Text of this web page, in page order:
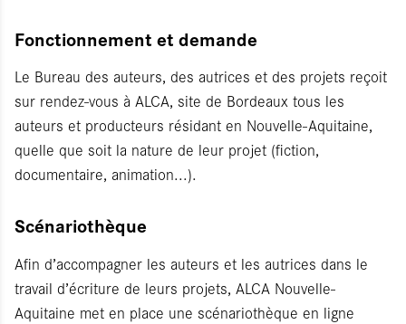
Fonctionnement et demande
Le Bureau des auteurs, des autrices et des projets reçoit
sur rendez-vous à ALCA, site de Bordeaux tous les
auteurs et producteurs résidant en Nouvelle-Aquitaine,
quelle que soit la nature de leur projet (fiction,
documentaire, animation...).
Scénariothèque
Afin d’accompagner les auteurs et les autrices dans le
travail d’écriture de leurs projets, ALCA Nouvelle-
Aquitaine met en place une scénariothèque en ligne